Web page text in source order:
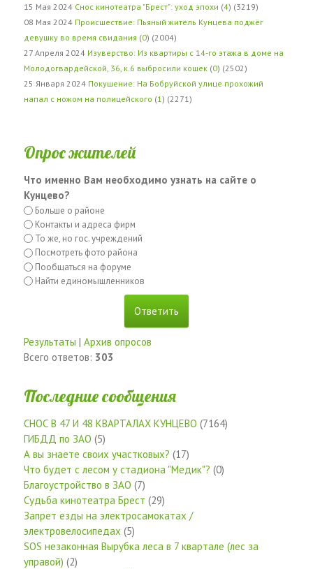
15 Мая 2024 Снос кинотеатра "Брест": уход эпохи (4) (3219)
08 Мая 2024 Происшествие: Пьяный житель Кунцева поджёг
девушку во время свидания (0) (2004)
27 Апреля 2024 Изуверство: Из квартиры с 14-го этажа в доме на
Молодогвардейской, 36, к.6 выбросили кошек (0) (2502)
25 Января 2024 Покушение: На Бобруйской улице прохожий
напал с ножом на полицейского (1 ) (2271)
Опрос жителей
Что именно Вам необходимо узнать на сайте о
Кунцево?
Больше о районе
Контакты и адреса фирм
То же, но гос. учреждений
Посмотреть фото района
Пообщаться на форуме
Найти единомышленников
Результаты | Архив опросов
Всего ответов: 303
Последние сообщения
СНОС В 47 И 48 КВАРТАЛАХ КУНЦЕВО (7164)
ГИБДД по ЗАО (5)
А вы знаете своих участковых? (17)
Что будет с лесом у стадиона "Медик"? (0)
Благоустройство в ЗАО (7)
Судьба кинотеатра Брест (29)
Запрет езды на электросамокатах /
электровелосипедах (5)
SOS незаконная Вырубка леса в 7 квартале (лес за
управой) (2)